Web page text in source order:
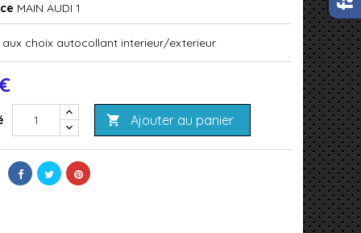
MAIN AUDI 1
aux choix autocollant interieur/exterieur
 Ajouter au panier